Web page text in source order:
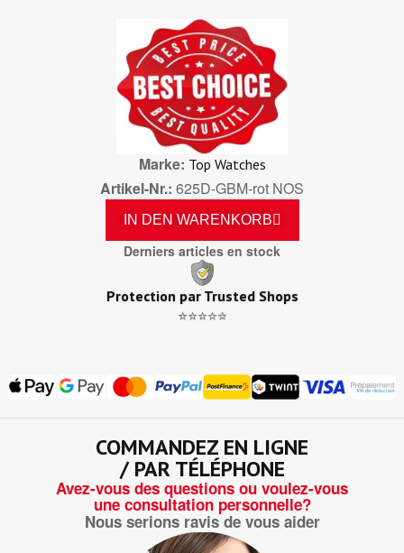
Marke Top Watches
Artikel-Nr. 625D-GBM-rot NOS
IN DEN WARENKORB
Derniers articles en stock
Protection par Trusted Shops
⭐⭐⭐⭐⭐
COMMANDEZ EN LIGNE
/ PAR TÉLÉPHONE
Avez-vous des questions ou voulez-vous
une consultation personnelle?
Nous serions ravis de vous aider